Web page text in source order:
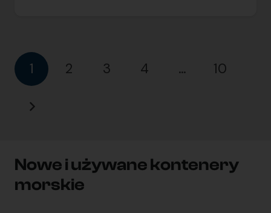
1 2 3 4 … 10
Nowe i używane kontenery
morskie